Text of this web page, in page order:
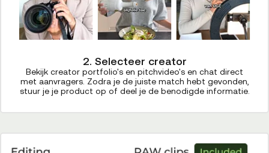
2. Selecteer creator
Bekijk creator portfolio's en pitchvideo's en chat direct
met aanvragers. Zodra je de juiste match hebt gevonden,
stuur je je product op of deel je de benodigde informatie.